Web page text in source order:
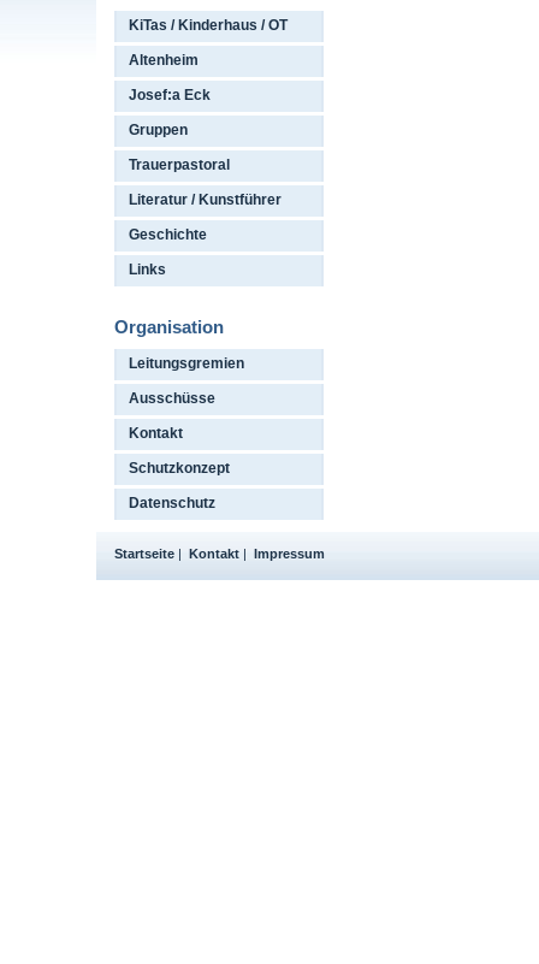
KiTas / Kinderhaus / OT
Altenheim
Josef:a Eck
Gruppen
Trauerpastoral
Literatur / Kunstführer
Geschichte
Links
Organisation
Leitungsgremien
Ausschüsse
Kontakt
Schutzkonzept
Datenschutz
Startseite | Kontakt | Impressum